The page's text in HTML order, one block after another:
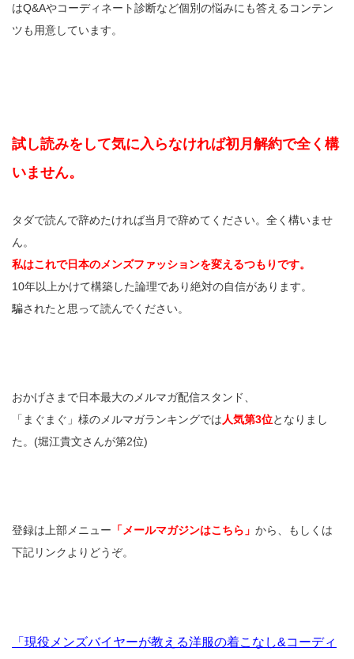
はQ&Aやコーディネート診断など個別の悩みにも答えるコンテン
ツも用意しています。
試し読みをして気に入らなければ初月解約で全く構
いません。
タダで読んで辞めたければ当月で辞めてください。全く構いませ
ん。
私はこれで日本のメンズファッションを変えるつもりです。
10年以上かけて構築した論理であり絶対の自信があります。
騙されたと思って読んでください。
おかげさまで日本最大のメルマガ配信スタンド、
「まぐまぐ」様のメルマガランキングでは 人気第3位となりまし
た。(堀江貴文さんが第2位)
登録は上部メニュー 「メールマガジンはこちら」 から、もしくは
下記リンクよりどうぞ。
「現役メンズバイヤーが教える洋服の着こなし&コーディ